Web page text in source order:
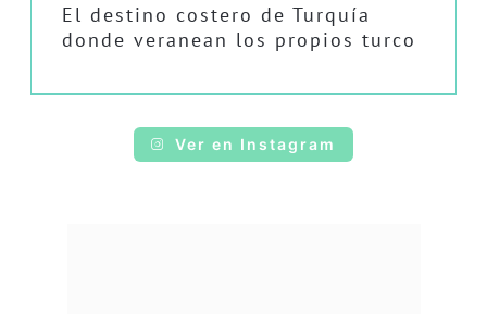
El destino costero de Turquía
donde veranean los propios turco
Ver en Instagram